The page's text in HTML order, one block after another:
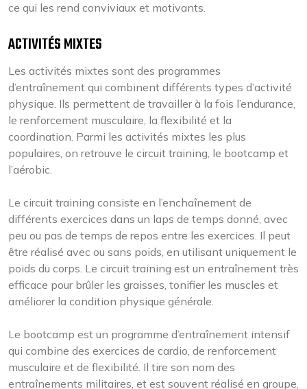
ce qui les rend conviviaux et motivants.
ACTIVITÉS MIXTES
Les activités mixtes sont des programmes
d’entraînement qui combinent différents types d’activité
physique. Ils permettent de travailler à la fois l’endurance,
le renforcement musculaire, la flexibilité et la
coordination. Parmi les activités mixtes les plus
populaires, on retrouve le circuit training, le bootcamp et
l’aérobic.
Le circuit training consiste en l’enchaînement de
différents exercices dans un laps de temps donné, avec
peu ou pas de temps de repos entre les exercices. Il peut
être réalisé avec ou sans poids, en utilisant uniquement le
poids du corps. Le circuit training est un entraînement très
efficace pour brûler les graisses, tonifier les muscles et
améliorer la condition physique générale.
Le bootcamp est un programme d’entraînement intensif
qui combine des exercices de cardio, de renforcement
musculaire et de flexibilité. Il tire son nom des
entraînements militaires, et est souvent réalisé en groupe,